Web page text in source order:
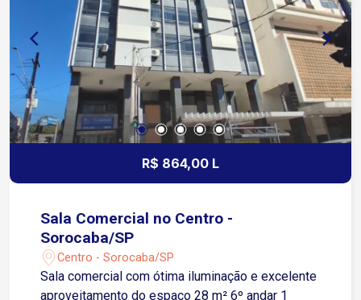
R$ 864,00 L
Sala Comercial no Centro -
Sorocaba/SP
Centro - Sorocaba/SP
Sala comercial com ótima iluminação e excelente
aproveitamento do espaço 28 m² 6º andar 1